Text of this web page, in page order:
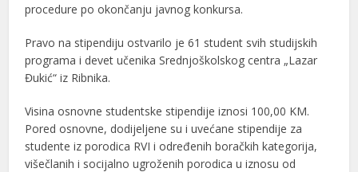
procedure po okončanju javnog konkursa.
Pravo na stipendiju ostvarilo je 61 student svih studijskih
programa i devet učenika Srednjoškolskog centra „Lazar
Đukić“ iz Ribnika.
Visina osnovne studentske stipendije iznosi 100,00 KM.
Pored osnovne, dodijeljene su i uvećane stipendije za
studente iz porodica RVI i određenih boračkih kategorija,
višečlanih i socijalno ugroženih porodica u iznosu od